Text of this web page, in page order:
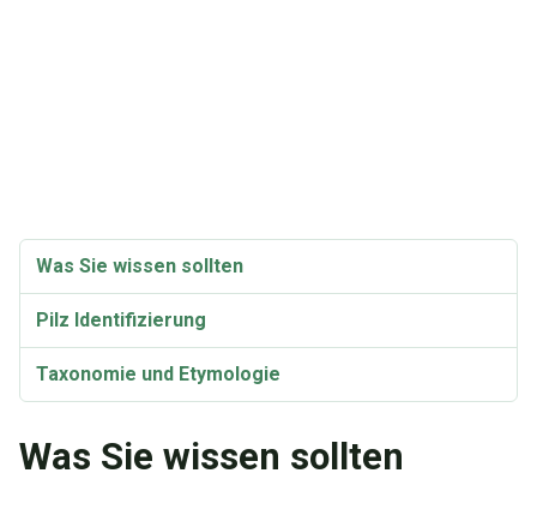
Was Sie wissen sollten
Pilz Identifizierung
Taxonomie und Etymologie
Was Sie wissen sollten